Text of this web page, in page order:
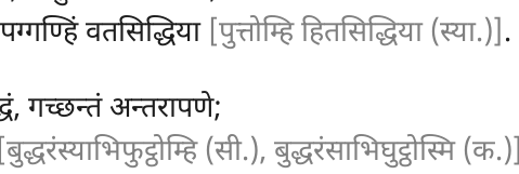
वतसिद्धिया [पुत्तोम्हि हितसिद्धिया (स्या.)] .
गच्छन्तं अन्तरापणे;
[बुद्धरंस्याभिफुट्ठोम्हि (सी.), बुद्धरंसाभिघुट्ठोस्मि (क.)]